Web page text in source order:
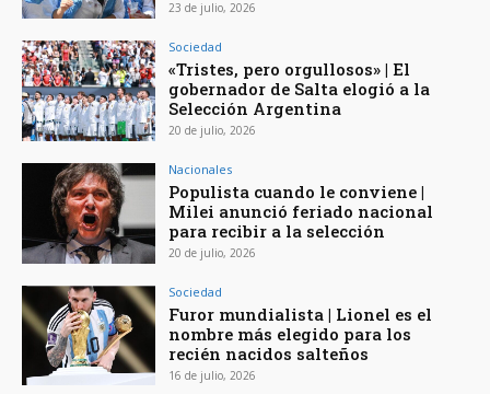
23 de julio, 2026
Sociedad
«Tristes, pero orgullosos» | El
gobernador de Salta elogió a la
Selección Argentina
20 de julio, 2026
Nacionales
Populista cuando le conviene |
Milei anunció feriado nacional
para recibir a la selección
20 de julio, 2026
Sociedad
Furor mundialista | Lionel es el
nombre más elegido para los
recién nacidos salteños
16 de julio, 2026